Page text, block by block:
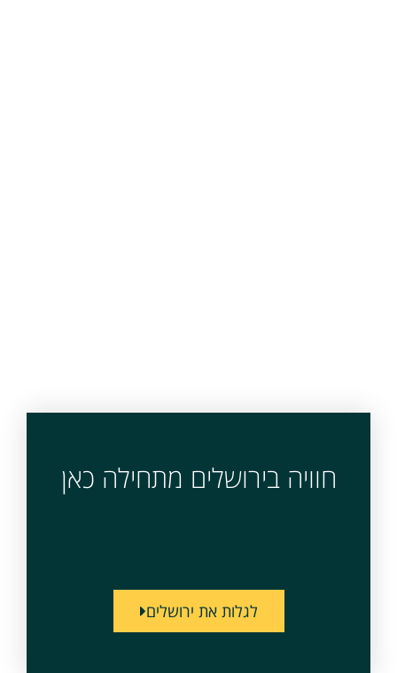
חוויה בירושלים מתחילה כאן
לגלות את ירושלים